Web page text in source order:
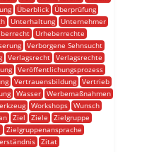
Überblick
Überprüfung
Unterhaltung
Unternehmer
Urheberrechte
Verborgene Sehnsucht
Verlagsrecht
Verlagsrechte
Veröffentlichungsprozess
Vertrauensbildung Vertrieb
Wasser
Werbemaßnahmen
Workshops
Wunsch
Ziel Ziele
Zielgruppe
Zielgruppenansprache
Zitat